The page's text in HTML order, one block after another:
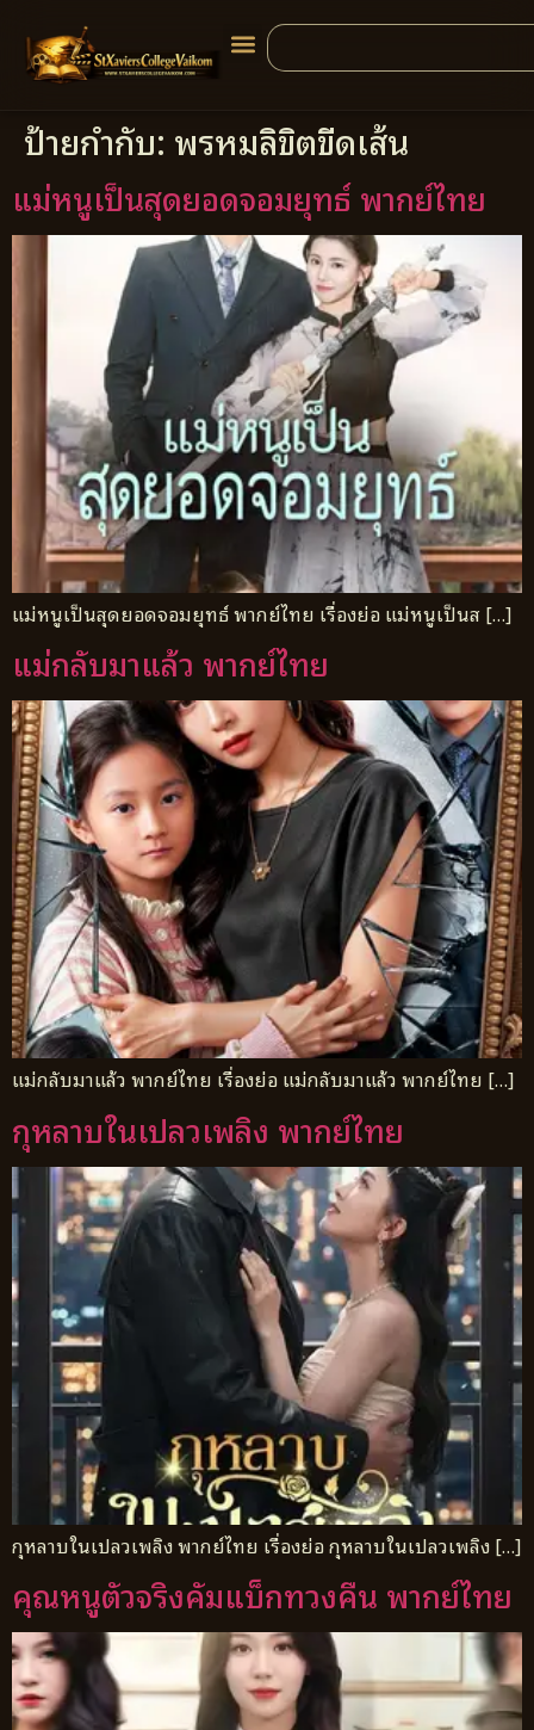
ป้ายกำกับ: พรหมลิขิตขีดเส้น
แม่หนูเป็นสุดยอดจอมยุทธ์ พากย์ไทย
แม่หนูเป็นสุดยอดจอมยุทธ์ พากย์ไทย เรื่องย่อ แม่หนูเป็นส […]
แม่กลับมาแล้ว พากย์ไทย
แม่กลับมาแล้ว พากย์ไทย เรื่องย่อ แม่กลับมาแล้ว พากย์ไทย […]
กุหลาบในเปลวเพลิง พากย์ไทย
กุหลาบในเปลวเพลิง พากย์ไทย เรื่องย่อ กุหลาบในเปลวเพลิง […]
คุณหนูตัวจริงคัมแบ็กทวงคืน พากย์ไทย